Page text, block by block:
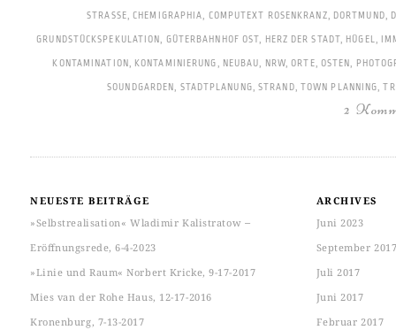
STRASSE ,CHEMIGRAPHIA, COMPUTEXT ROSENKRANZ, DORTMUND,
GRUNDSTÜCKSPEKULATION, GÜTERBAHNHOF OST, HERZ DER STADT, HÜGEL,
KONTAMINATION, KONTAMINIERUNG, NEUBAU, NRW,ORTE, OSTEN,
SOUNDGARDEN, STADTPLANUNG,STRAND, TOWN PLANNING,
2
NEUESTE BEITRÄGE
»Selbstrealisation« Wladimir Kalistratow ‒
Eröffnungsrede, 6-4-2023
»Linie und Raum« Norbert Kricke, 9-17-2017
Mies van der Rohe Haus, 12-17-2016
Kronenburg, 7-13-2017
ARCHIVES
Juni 2023
September
Juli 2017
Juni 2017
Februar 2017